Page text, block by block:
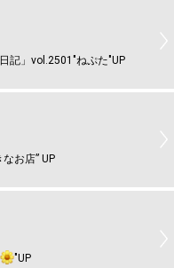
日記」vol.2501"ねぷた"UP
お店” UP
"UP